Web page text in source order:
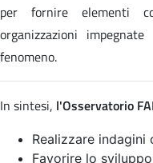
per fornire elementi
organizzazioni
fenomeno.
In sintesi, l'Osservatorio
Realizzare
Favorire lo